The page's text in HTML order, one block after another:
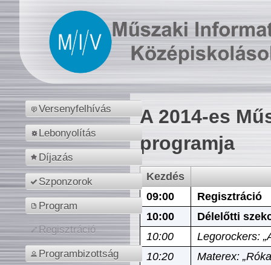
Versenyfelhívás
Lebonyolítás
Díjazás
Szponzorok
Program
Regisztráció
Programbizottság
A 2014-es
programja
Kezdés
09:00
Regisztráció
10:00
Délelőtti
10:00
Legorockers:
10:20
Materex: